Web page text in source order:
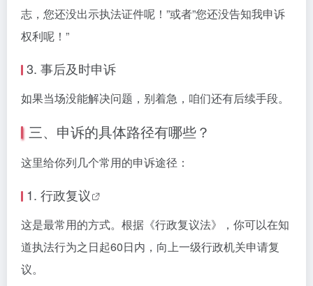
志，您还没出示执法证件呢！”或者”您还没告知我申诉
权利呢！”
3. 事后及时申诉
如果当场没能解决问题，别着急，咱们还有后续手段。
三、申诉的具体路径有哪些？
这里给你列几个常用的申诉途径：
1. 行政复议
这是最常用的方式。根据《行政复议法》，你可以在知
道执法行为之日起60日内，向上一级行政机关申请复
议。